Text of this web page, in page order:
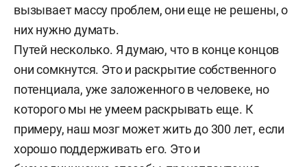
вызывает массу проблем, они еще не решены, о
них нужно думать.
Путей несколько. Я думаю, что в конце концов
они сомкнутся. Это и раскрытие собственного
потенциала, уже заложенного в человеке, но
которого мы не умеем раскрывать еще. К
примеру, наш мозг может жить до 300 лет, если
хорошо поддерживать его. Это и